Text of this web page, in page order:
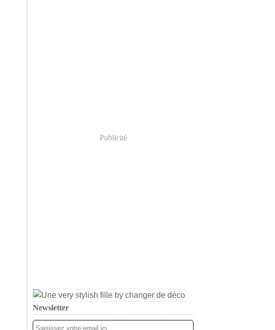
Publicité
Newsletter